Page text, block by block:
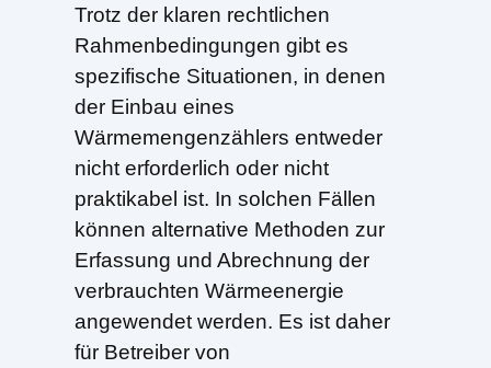
Trotz der klaren rechtlichen
Rahmenbedingungen gibt es
spezifische Situationen, in denen
der Einbau eines
Wärmemengenzählers entweder
nicht erforderlich oder nicht
praktikabel ist. In solchen Fällen
können alternative Methoden zur
Erfassung und Abrechnung der
verbrauchten Wärmeenergie
angewendet werden. Es ist daher
für Betreiber von